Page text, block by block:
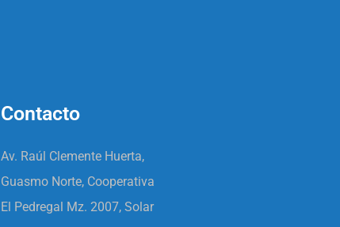
Contacto
Av. Raúl Clemente Huerta,
Guasmo Norte, Cooperativa
El Pedregal Mz. 2007, Solar